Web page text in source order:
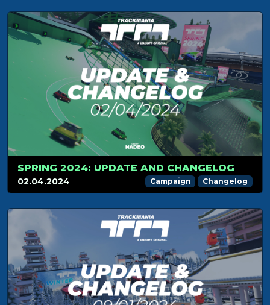
SPRING 2024: UPDATE AND CHANGELOG
02.04.2024 Campaign Changelog